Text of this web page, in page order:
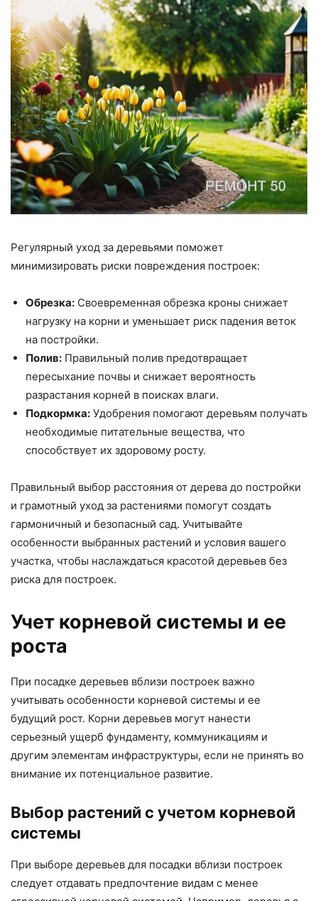
Регулярный уход за деревьями поможет
минимизировать риски повреждения построек:
Обрезка: Своевременная обрезка кроны снижает
нагрузку на корни и уменьшает риск падения веток
на постройки.
Полив: Правильный полив предотвращает
пересыхание почвы и снижает вероятность
разрастания корней в поисках влаги.
Подкормка: Удобрения помогают деревьям получать
необходимые питательные вещества, что
способствует их здоровому росту.
Правильный выбор расстояния от дерева до постройки
и грамотный уход за растениями помогут создать
гармоничный и безопасный сад. Учитывайте
особенности выбранных растений и условия вашего
участка, чтобы наслаждаться красотой деревьев без
риска для построек.
Учет корневой системы и ее
роста
При посадке деревьев вблизи построек важно
учитывать особенности корневой системы и ее
будущий рост. Корни деревьев могут нанести
серьезный ущерб фундаменту, коммуникациям и
другим элементам инфраструктуры, если не принять во
внимание их потенциальное развитие.
Выбор растений с учетом корневой
системы
При выборе деревьев для посадки вблизи построек
следует отдавать предпочтение видам с менее